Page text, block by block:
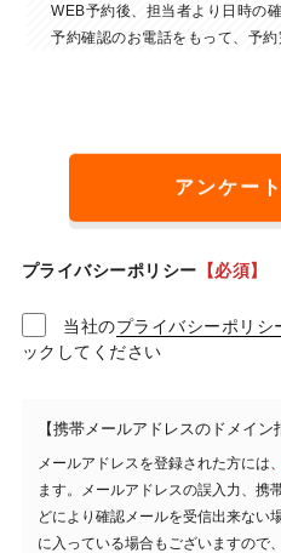
WEB予約後、担当者より日時の
予約確認のお電話をもって、予
プライバシーポリシー 【必須】
当社のプライバシーポリシ
ックしてください
【携帯メールアドレスのドメイン
メールアドレスを登録された方には、
ます。メールアドレスの誤入力、携
どにより確認メールを受信出来ない
に入っている場合もございますので